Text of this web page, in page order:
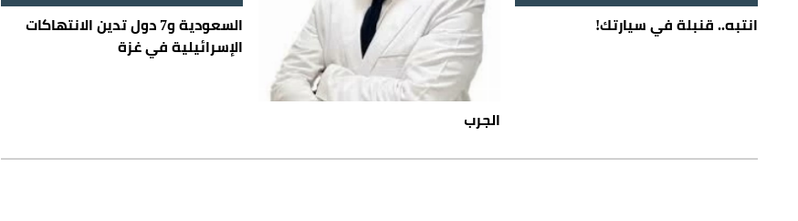
انتبه.. قنبلة في سيارتك!
الجرب
السعودية و7 دول تدين الانتهاكات
الإسرائيلية في غزة